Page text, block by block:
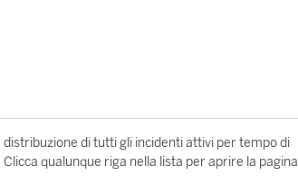
di tutti gli incidenti attivi per tempo di
qualunque riga nella lista per aprire la pagina